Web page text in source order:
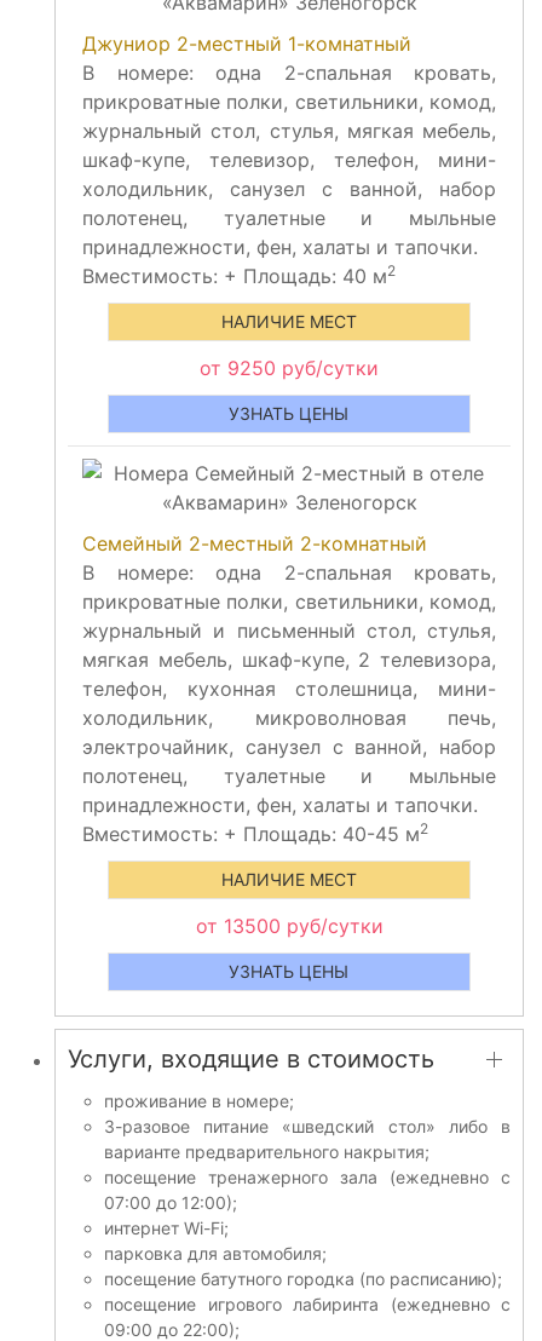
Джуниор 2-местный 1-комнатный
В номере: одна 2-спальная кровать,
прикроватные полки, светильники, комод,
журнальный стол, стулья, мягкая мебель,
шкаф-купе, телевизор, телефон, мини-
холодильник, санузел с ванной, набор
полотенец, туалетные и мыльные
принадлежности, фен, халаты и тапочки.
Вместимость: + Площадь: 40 м2
НАЛИЧИЕ МЕСТ
от 9250 руб/сутки
УЗНАТЬ ЦЕНЫ
Семейный 2-местный 2-комнатный
В номере: одна 2-спальная кровать,
прикроватные полки, светильники, комод,
журнальный и письменный стол, стулья,
мягкая мебель, шкаф-купе, 2 телевизора,
телефон, кухонная столешница, мини-
холодильник, микроволновая печь,
электрочайник, санузел с ванной, набор
полотенец, туалетные и мыльные
принадлежности, фен, халаты и тапочки.
Вместимость: + Площадь: 40-45 м2
НАЛИЧИЕ МЕСТ
от 13500 руб/сутки
УЗНАТЬ ЦЕНЫ
Услуги, входящие в стоимость
проживание в номере;
3-разовое питание «шведский стол» либо в
варианте предварительного накрытия;
посещение тренажерного зала (ежедневно с
07:00 до 12:00);
интернет Wi-Fi;
парковка для автомобиля;
посещение батутного городка (по расписанию);
посещение игрового лабиринта (ежедневно с
09:00 до 22:00);